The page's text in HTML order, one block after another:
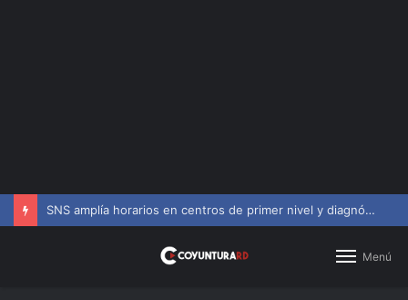
SNS amplía horarios en centros de primer nivel y diagnósticos
Menú